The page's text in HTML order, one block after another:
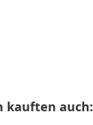
kauften auch: